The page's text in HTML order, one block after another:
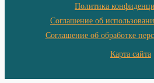
Политика
Соглашение об
Соглашение об обработке
Карта сайта